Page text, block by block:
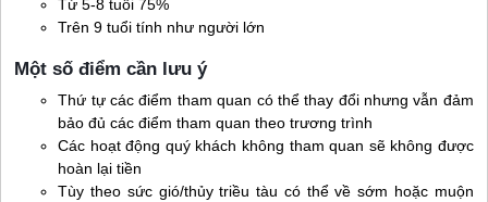
Từ 5-8 tuổi 75%
Trên 9 tuổi tính như người lớn
Một số điểm cần lưu ý
Thứ tự các điểm tham quan có thể thay đổi nhưng vẫn đảm
bảo đủ các điểm tham quan theo trương trình
Các hoạt động quý khách không tham quan sẽ không được
hoàn lại tiền
Tùy theo sức gió/thủy triều tàu có thể về sớm hoặc muộn